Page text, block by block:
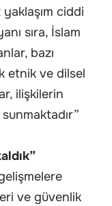
ciddi
sıra, İslam
bazı
etnik ve dilsel
ilişkilerin
ve güvenlik